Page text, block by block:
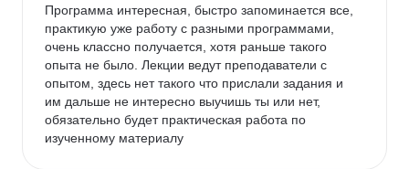
Программа интересная, быстро запоминается все,
практикую уже работу с разными программами,
очень классно получается, хотя раньше такого
опыта не было. Лекции ведут преподаватели с
опытом, здесь нет такого что прислали задания и
им дальше не интересно выучишь ты или нет,
обязательно будет практическая работа по
изученному материалу